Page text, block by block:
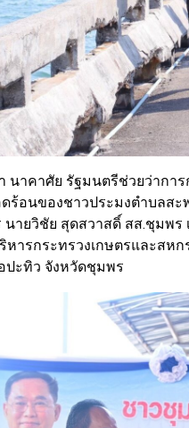
นาคาศัย รัฐมนตรีช่วยว่ากา
ดร้อนของชาวประมงตำบลส
นายวิชัย สุดสวาสดิ์ สส.ชุมพร
หารกระทรวงเกษตรและสห
ปะทิว จังหวัดชุมพร